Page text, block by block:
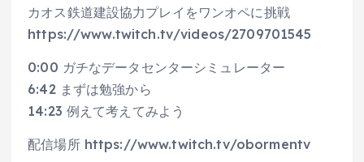
カオス鉄道建設協力プレイをワンオペに挑戦
https://www.twitch.tv/videos/2709701545
0:00 ガチなデータセンターシミュレーター
6:42 まずは勉強から
14:23 例えて考えてみよう
配信場所 https://www.twitch.tv/obormentv